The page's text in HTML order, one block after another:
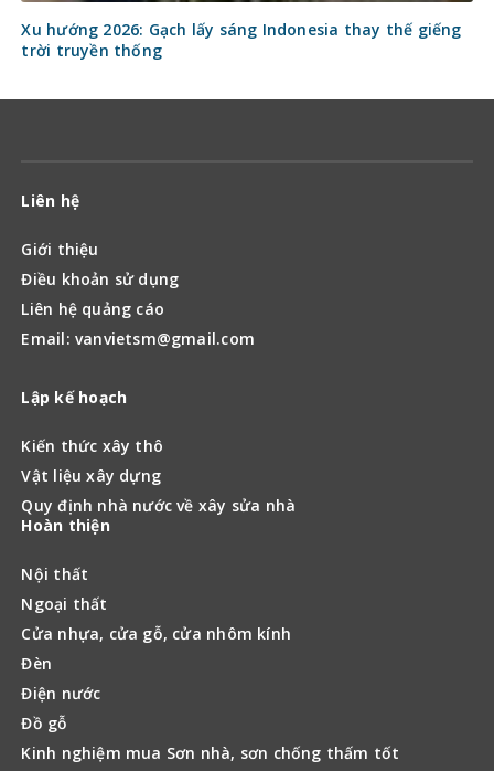
Xu hướng 2026: Gạch lấy sáng Indonesia thay thế giếng
trời truyền thống
Liên hệ
Giới thiệu
Điều khoản sử dụng
Liên hệ quảng cáo
Email: vanvietsm@gmail.com
Lập kế hoạch
Kiến thức xây thô
Vật liệu xây dựng
Quy định nhà nước về xây sửa nhà
Hoàn thiện
Nội thất
Ngoại thất
Cửa nhựa, cửa gỗ, cửa nhôm kính
Đèn
Điện nước
Đồ gỗ
Kinh nghiệm mua Sơn nhà, sơn chống thấm tốt